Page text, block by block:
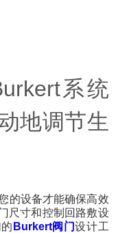
系统
地调节生
的设备才能确保高效
尺寸和控制回路敷设
Burkert阀 门设计工